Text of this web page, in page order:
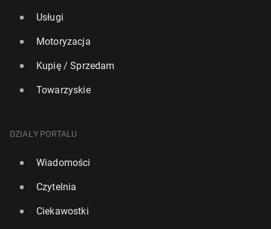
Usługi
Motoryzacja
Kupię / Sprzedam
Towarzyskie
DZIAŁY PORTALU
Wiadomości
Czytelnia
Ciekawostki